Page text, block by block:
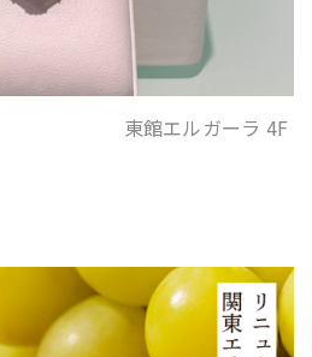
東館エルガーラ 4F